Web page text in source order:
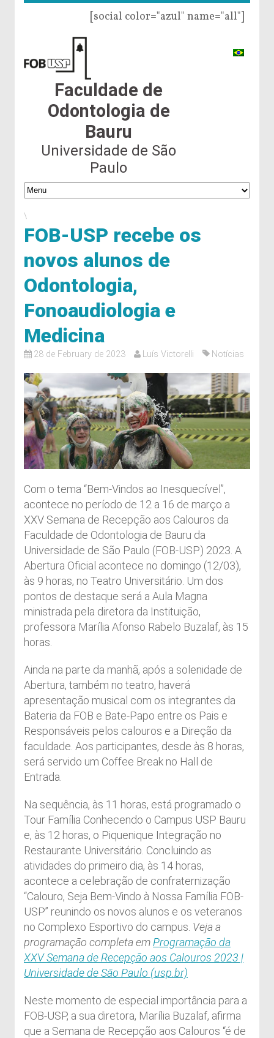
[social color="azul" name="all"]
Faculdade de
Odontologia de
Bauru
Universidade de São
Paulo
\
FOB-USP recebe os
novos alunos de
Odontologia,
Fonoaudiologia e
Medicina
28 de February de 2023 Luís Victorelli Notícias
Com o tema “Bem-Vindos ao Inesquecível”,
acontece no período de 12 a 16 de março a
XXV Semana de Recepção aos Calouros da
Faculdade de Odontologia de Bauru da
Universidade de São Paulo (FOB-USP) 2023. A
Abertura Oficial acontece no domingo (12/03),
às 9 horas, no Teatro Universitário. Um dos
pontos de destaque será a Aula Magna
ministrada pela diretora da Instituição,
professora Marília Afonso Rabelo Buzalaf, às 15
horas.
Ainda na parte da manhã, após a solenidade de
Abertura, também no teatro, haverá
apresentação musical com os integrantes da
Bateria da FOB e Bate-Papo entre os Pais e
Responsáveis pelos calouros e a Direção da
faculdade. Aos participantes, desde às 8 horas,
será servido um Coffee Break no Hall de
Entrada.
Na sequência, às 11 horas, está programado o
Tour Família Conhecendo o Campus USP Bauru
e, às 12 horas, o Piquenique Integração no
Restaurante Universitário. Concluindo as
atividades do primeiro dia, às 14 horas,
acontece a celebração de confraternização
“Calouro, Seja Bem-Vindo à Nossa Família FOB-
USP” reunindo os novos alunos e os veteranos
no Complexo Esportivo do campus. Veja a
programação completa emProgramação da
XXV Semana de Recepção aos Calouros 2023 |
Universidade de São Paulo (usp.br)
Neste momento de especial importância para a
FOB-USP, a sua diretora, Marília Buzalaf, afirma
que a Semana de Recepção aos Calouros “é de